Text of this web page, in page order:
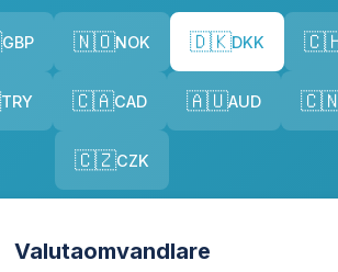
GBP 🇳🇴NOK 🇩🇰DKK
TRY 🇨🇦CAD 🇦🇺AUD
🇨🇿CZK
Valutaomvandlare